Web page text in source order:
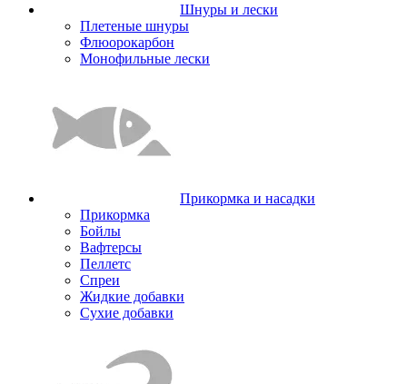
Шнуры и лески
Плетеные шнуры
Флюорокарбон
Монофильные лески
Прикормка и насадки
Прикормка
Бойлы
Вафтерсы
Пеллетс
Спреи
Жидкие добавки
Сухие добавки